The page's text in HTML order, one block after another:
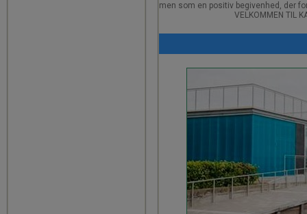
men som en positiv begivenhed, der
VELKOMMEN TIL